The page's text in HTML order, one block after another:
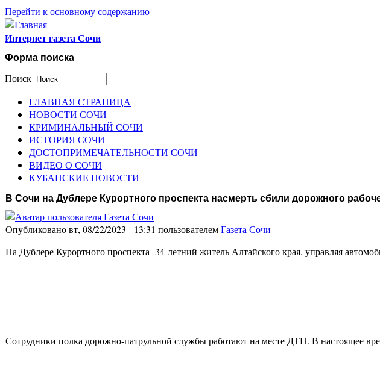
Перейти к основному содержанию
Интернет газета Сочи
Форма поиска
Поиск
ГЛАВНАЯ СТРАНИЦА
НОВОСТИ СОЧИ
КРИМИНАЛЬНЫЙ СОЧИ
ИСТОРИЯ СОЧИ
ДОСТОПРИМЕЧАТЕЛЬНОСТИ СОЧИ
ВИДЕО О СОЧИ
КУБАНСКИЕ НОВОСТИ
В Сочи на Дублере Курортного проспекта насмерть сбили дорожного
Опубликовано вт, 08/22/2023 - 13:31 пользователемГазета Сочи
На Дублере Курортного проспекта 34-летний житель Алтайского края, управляя
Сотрудники полка дорожно-патрульной службы работают на месте ДТП. В настоящее